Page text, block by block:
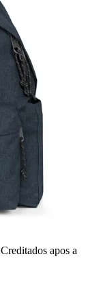
Creditados apos a